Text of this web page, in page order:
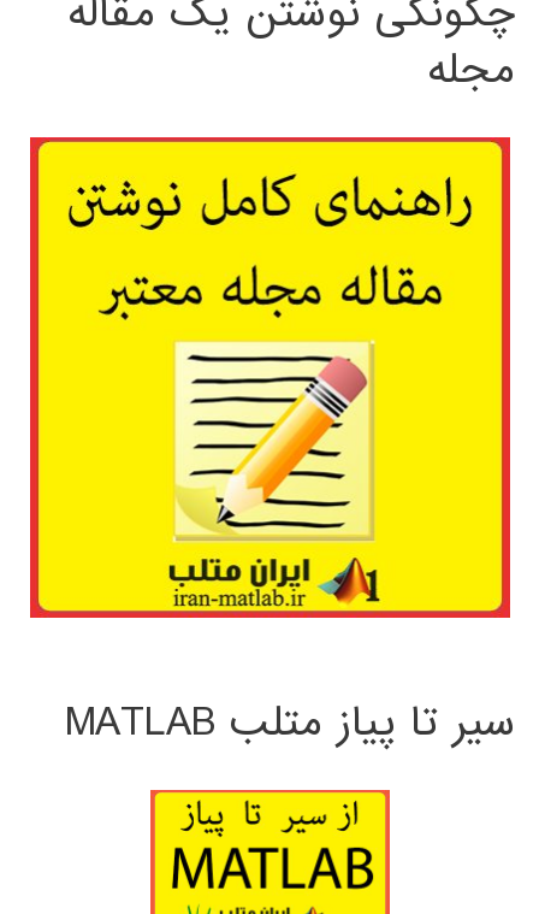
چگونگی نوشتن یک مقاله
مجله
سیر تا پیاز متلب MATLAB